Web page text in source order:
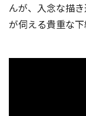
んが、入念な描
が伺える貴重な下